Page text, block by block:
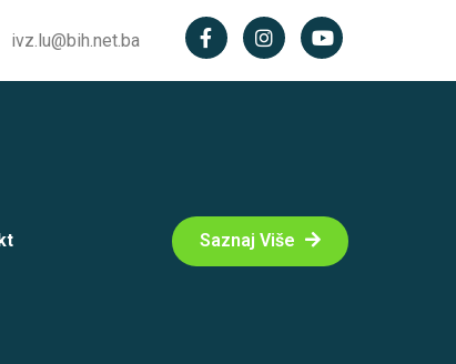
ivz.lu@bih.net.ba
Saznaj Više